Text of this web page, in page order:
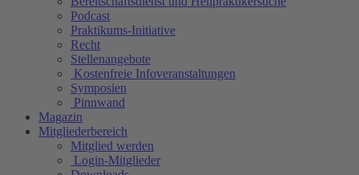
Podcast
Praktikums-Initiative
Recht
Stellenangebote
Kostenfreie Infoveranstaltungen
Symposien
Pinnwand
Magazin
Mitgliederbereich
Mitglied werden
Login-Mitglieder